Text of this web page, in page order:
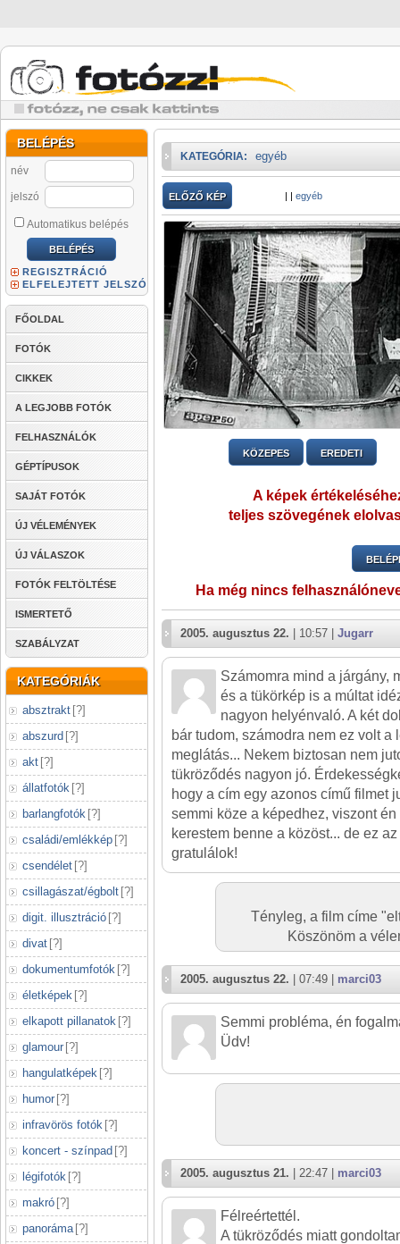
BELÉPÉS
név
jelszó
Automatikus belépés
REGISZTRÁCIÓ
ELFELEJTETT JELSZÓ
FŐOLDAL
FOTÓK
CIKKEK
A LEGJOBB FOTÓK
FELHASZNÁLÓK
GÉPTÍPUSOK
SAJÁT FOTÓK
ÚJ VÉLEMÉNYEK
ÚJ VÁLASZOK
FOTÓK FELTÖLTÉSE
ISMERTETŐ
SZABÁLYZAT
KATEGÓRIÁK
absztrakt [?]
abszurd [?]
akt [?]
állatfotók [?]
barlangfotók [?]
családi/emlékkép [?]
csendélet [?]
csillagászat/égbolt [?]
digit. illusztráció [?]
divat [?]
dokumentumfotók [?]
életképek [?]
elkapott pillanatok [?]
glamour [?]
hangulatképek [?]
humor [?]
infravörös fotók [?]
koncert - színpad [?]
légifotók [?]
makró [?]
panoráma [?]
KATEGÓRIA: egyéb
ELŐZŐ KÉP | | egyéb
KÖZEPES EREDETI
A képek
teljes szövegének
Ha még nincs
2005. augusztus 22. | 10:57 | Jugarr
Számomra mind a járgány,
és a tükörkép is a múltat
nagyon helyénvaló. A két
bár tudom, számodra nem ez volt a
meglátás... Nekem biztosan nem
tükröződés nagyon jó.
hogy a cím egy azonos című filmet
semmi köze a képedhez, viszont
kerestem benne a közöst... de ez
gratulálok!
Tényleg, a film címe
Köszönöm a
2005. augusztus 22. | 07:49 | marci03
Semmi probléma, én
Üdv!
2005. augusztus 21. | 22:47 | marci03
Félreértettél.
A tükröződés miatt